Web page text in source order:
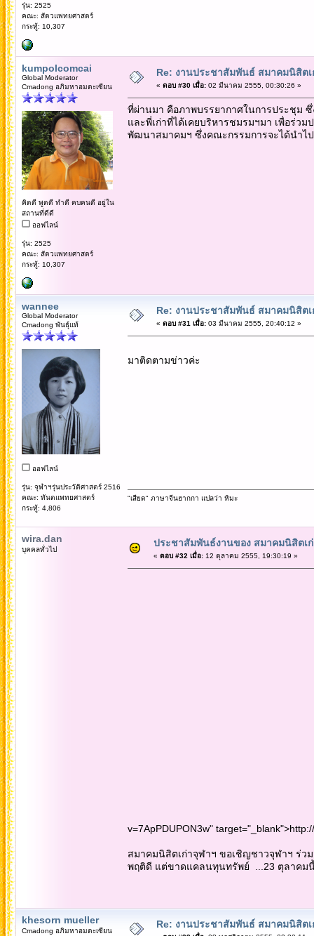
รุ่น: 2525
คณะ: สัตวแพทยศาสตร์
กระทู้: 10,307
kumpolcomcai
Global Moderator
Cmadong อภิมหาอมตะเซียน
คิดดี พูดดี ทำดี คบคนดี อยู่ใน
สถานที่ดีดี
ออฟไลน์
รุ่น: 2525
คณะ: สัตวแพทยศาสตร์
กระทู้: 10,307
Re: งานประชาสัมพันธ์ สมาคมนิสิต
« ตอบ #30 เมื่อ:02 มีนาคม 2555, 00:30:26 »
ที่ผ่านมา คือภาพบรรยากาศในการประชุม
และพี่เก่าที่ได้เคยบริหารชมรมฯมา เพื่อร่ว
พัฒนาสมาคมฯ ซึ่งคณะกรรมการจะได้นำไ
wannee
Global Moderator
Cmadong พันธุ์แท้
ออฟไลน์
รุ่น: จุฬาฯรุ่นประวัติศาสตร์ 2516
คณะ: ทันตแพทยศาสตร์
กระทู้: 4,806
Re: งานประชาสัมพันธ์ สมาคมนิสิต
« ตอบ #31 เมื่อ:03 มีนาคม 2555, 20:40:12 »
มาติดตามข่าวค่ะ
"เสียด" ภาษาจีนฮากกา แปลว่า หิมะ
wira.dan
บุคคลทั่วไป
ประชาสัมพันธ์งานของ สมาคมนิสิตเ
« ตอบ #32 เมื่อ:12 ตุลาคม 2555, 19:30:19 »
v=7ApPDUPON3w"
สมาคมนิสิตเก่าจุฬาฯ ขอเชิญชาวจุฬาฯ ร่
พฤติดี แต่ขาดแคลนทุนทรัพย์ ...23 ตุลาคม
khesorn mueller
Cmadong อภิมหาอมตะเซียน
Re: งานประชาสัมพันธ์ สมาคมนิสิต